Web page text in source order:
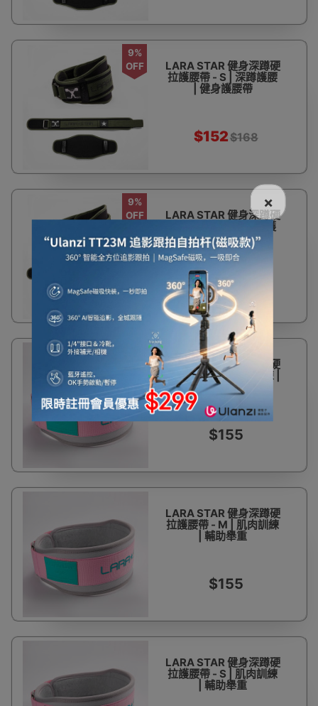
9%
OFF
LARA STAR 健身深蹲硬
拉護腰帶 - S | 深蹲護腰
| 健身護腰帶
$152$168
9%
OFF
LARA STAR 健身深蹲硬
拉護腰帶 - XS | 深蹲護
腰 | 健身護腰帶
$152$168
LARA STAR 健身深蹲硬
拉護腰帶 - L | 肌肉訓練 |
輔助舉重
$155
LARA STAR 健身深蹲硬
拉護腰帶 - M | 肌肉訓練
| 輔助舉重
$155
LARA STAR 健身深蹲硬
拉護腰帶 - S | 肌肉訓練
| 輔助舉重
×